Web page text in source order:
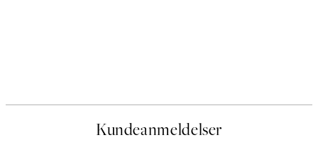
Kundeanmeldelser